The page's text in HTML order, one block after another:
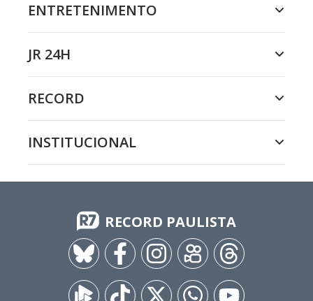
ENTRETENIMENTO
JR 24H
RECORD
INSTITUCIONAL
RECORD PAULISTA